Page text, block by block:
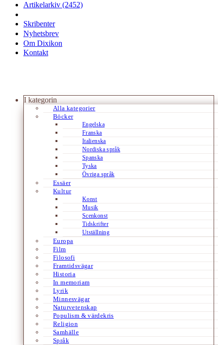
Artikelarkiv (2452)
Skribenter
Nyhetsbrev
Om Dixikon
Kontakt
I kategorin
Alla kategorier
Böcker
Engelska
Franska
Italienska
Nordiska språk
Spanska
Tyska
Övriga språk
Essäer
Kultur
Konst
Musik
Scenkonst
Tidskrifter
Utställning
Europa
Film
Filosofi
Framtidsvägar
Historia
In memoriam
Lyrik
Minnesvägar
Naturvetenskap
Populism & värdekris
Religion
Samhälle
Språk